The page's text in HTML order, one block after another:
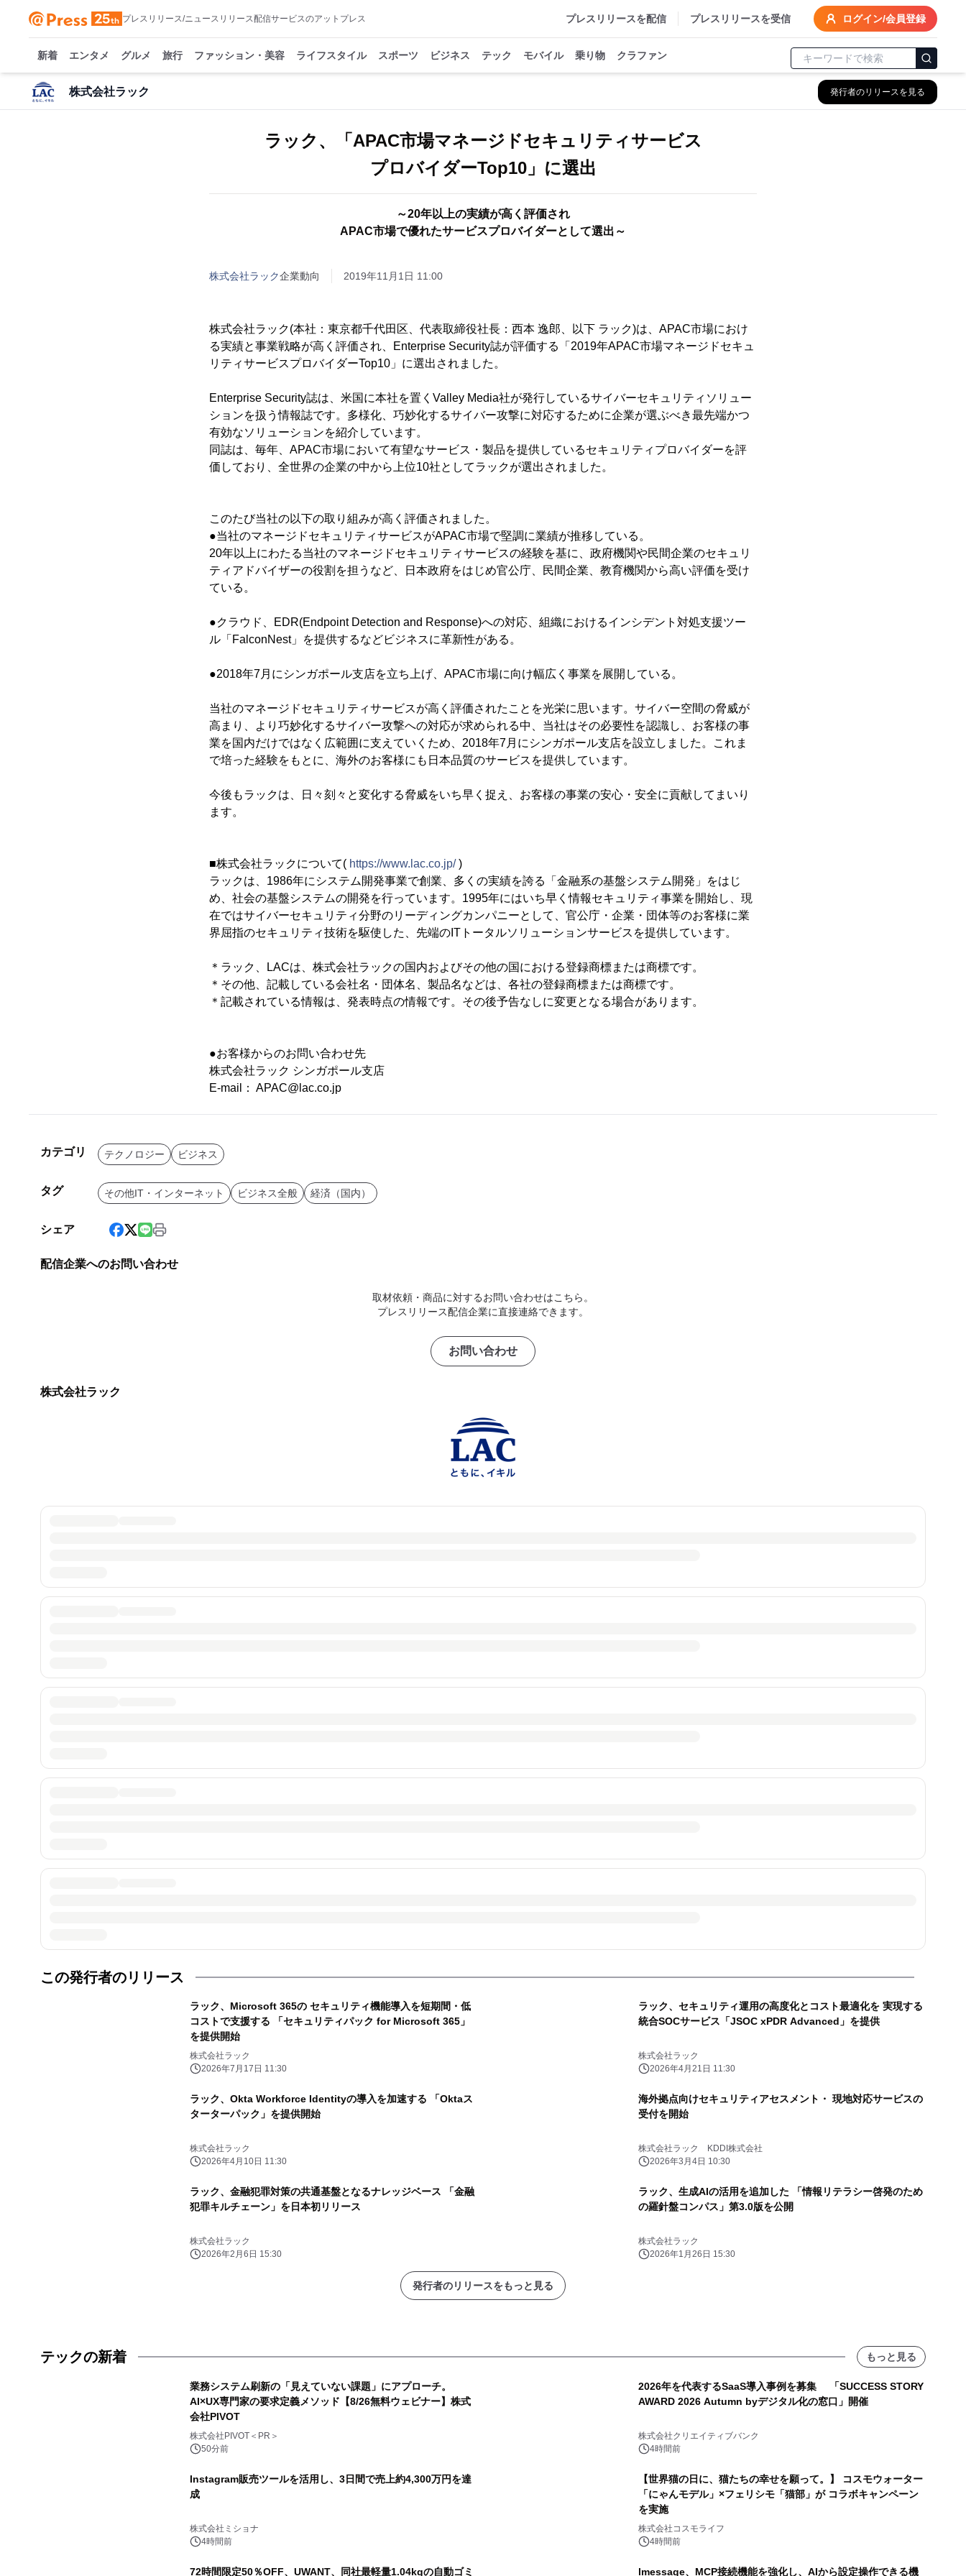
プレスリリース/ニュースリリース配信サービスのアットプレス プレスリリースを配信 プレスリリースを受信 ログイン/会員登録
新着 エンタメ グルメ 旅行 ファッション・美容 ライフスタイル スポーツ ビジネス テック モバイル 乗り物 クラファン
株式会社ラック 発行者のリリースを見る
ラック、「APAC市場マネージドセキュリティサービス
プロバイダーTop10」に選出
～20年以上の実績が高く評価され
APAC市場で優れたサービスプロバイダーとして選出～
株式会社ラック企業動向 2019年11月1日 11:00
株式会社ラック(本社：東京都千代田区、代表取締役社長：西本 逸郎、以下 ラック)は、APAC市場におけ
る実績と事業戦略が高く評価され、Enterprise Security誌が評価する「2019年APAC市場マネージドセキュ
リティサービスプロバイダーTop10」に選出されました。
Enterprise Security誌は、米国に本社を置くValley Media社が発行しているサイバーセキュリティソリュー
ションを扱う情報誌です。多様化、巧妙化するサイバー攻撃に対応するために企業が選ぶべき最先端かつ
有効なソリューションを紹介しています。
同誌は、毎年、APAC市場において有望なサービス・製品を提供しているセキュリティプロバイダーを評
価しており、全世界の企業の中から上位10社としてラックが選出されました。
このたび当社の以下の取り組みが高く評価されました。
●当社のマネージドセキュリティサービスがAPAC市場で堅調に業績が推移している。
20年以上にわたる当社のマネージドセキュリティサービスの経験を基に、政府機関や民間企業のセキュリ
ティアドバイザーの役割を担うなど、日本政府をはじめ官公庁、民間企業、教育機関から高い評価を受け
ている。
●クラウド、EDR(Endpoint Detection and Response)への対応、組織におけるインシデント対処支援ツー
ル「FalconNest」を提供するなどビジネスに革新性がある。
●2018年7月にシンガポール支店を立ち上げ、APAC市場に向け幅広く事業を展開している。
当社のマネージドセキュリティサービスが高く評価されたことを光栄に思います。サイバー空間の脅威が
高まり、より巧妙化するサイバー攻撃への対応が求められる中、当社はその必要性を認識し、お客様の事
業を国内だけではなく広範囲に支えていくため、2018年7月にシンガポール支店を設立しました。これま
で培った経験をもとに、海外のお客様にも日本品質のサービスを提供しています。
今後もラックは、日々刻々と変化する脅威をいち早く捉え、お客様の事業の安心・安全に貢献してまいり
ます。
■株式会社ラックについて( https://www.lac.co.jp/)
ラックは、1986年にシステム開発事業で創業、多くの実績を誇る「金融系の基盤システム開発」をはじ
め、社会の基盤システムの開発を行っています。1995年にはいち早く情報セキュリティ事業を開始し、現
在ではサイバーセキュリティ分野のリーディングカンパニーとして、官公庁・企業・団体等のお客様に業
界屈指のセキュリティ技術を駆使した、先端のITトータルソリューションサービスを提供しています。
＊ラック、LACは、株式会社ラックの国内およびその他の国における登録商標または商標です。
＊その他、記載している会社名・団体名、製品名などは、各社の登録商標または商標です。
＊記載されている情報は、発表時点の情報です。その後予告なしに変更となる場合があります。
●お客様からのお問い合わせ先
株式会社ラック シンガポール支店
E-mail： APAC@lac.co.jp
カテゴリ テクノロジー ビジネス
タグ その他IT・インターネット ビジネス全般 経済（国内）
シェア
配信企業へのお問い合わせ
取材依頼・商品に対するお問い合わせはこちら。
プレスリリース配信企業に直接連絡できます。
お問い合わせ
株式会社ラック
この発行者のリリース
ラック、Microsoft 365の セキュリティ機能導入を短期間・低
コストで支援する 「セキュリティパック for Microsoft 365」
を提供開始
株式会社ラック
2026年7月17日 11:30
ラック、セキュリティ運用の高度化とコスト最適化を 実現する
統合SOCサービス「JSOC xPDR Advanced」を提供
株式会社ラック
2026年4月21日 11:30
ラック、Okta Workforce Identityの導入を加速する 「Oktaス
ターターパック」を提供開始
株式会社ラック
2026年4月10日 11:30
海外拠点向けセキュリティアセスメント・ 現地対応サービスの
受付を開始
株式会社ラック KDDI株式会社
2026年3月4日 10:30
ラック、金融犯罪対策の共通基盤となるナレッジベース 「金融
犯罪キルチェーン」を日本初リリース
株式会社ラック
2026年2月6日 15:30
ラック、生成AIの活用を追加した 「情報リテラシー啓発のため
の羅針盤コンパス」第3.0版を公開
株式会社ラック
2026年1月26日 15:30
発行者のリリースをもっと見る
テックの新着 もっと見る
業務システム刷新の「見えていない課題」にアプローチ。
AI×UX専門家の要求定義メソッド【8/26無料ウェビナー】株式
会社PIVOT
株式会社PIVOT＜PR＞
50分前
2026年を代表するSaaS導入事例を募集 「SUCCESS STORY
AWARD 2026 Autumn byデジタル化の窓口」開催
株式会社クリエイティブバンク
4時間前
Instagram販売ツールを活用し、3日間で売上約4,300万円を達
成
株式会社ミショナ
4時間前
【世界猫の日に、猫たちの幸せを願って。】 コスモウォーター
「にゃんモデル」×フェリシモ「猫部」が コラボキャンペーン
を実施
株式会社コスモライフ
4時間前
72時間限定50％OFF、UWANT、同社最軽量1.04kgの自動ゴミ lmessage、MCP接続機能を強化し、AIから設定操作できる機